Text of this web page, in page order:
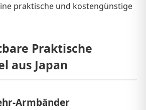
praktische und kostengünstige
Praktische
aus Japan
Armbänder